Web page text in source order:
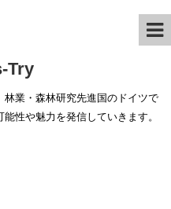
Try
林業・森林研究先進国のドイツで
性や魅力を発信していきます。